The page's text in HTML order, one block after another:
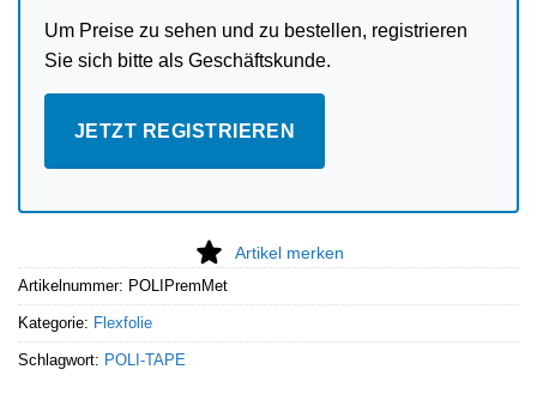
Um Preise zu sehen und zu bestellen, registrieren
Sie sich bitte als Geschäftskunde.
JETZT REGISTRIEREN
Artikel merken
Artikelnummer: POLIPremMet
Kategorie: Flexfolie
Schlagwort: POLI-TAPE